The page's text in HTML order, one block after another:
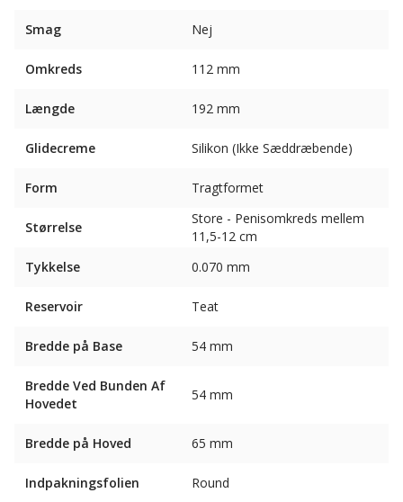
Smag Nej
Omkreds 112 mm
Længde 192 mm
Glidecreme Silikon (Ikke Sæddræbende)
Form Tragtformet
Størrelse
Store - Penisomkreds mellem
11,5-12 cm
Tykkelse
0.070 mm
Reservoir Teat
Bredde på Base 54 mm
Bredde Ved Bunden Af ​​
Hovedet
54 mm
Bredde på Hoved 65 mm
Indpakningsfolien Round